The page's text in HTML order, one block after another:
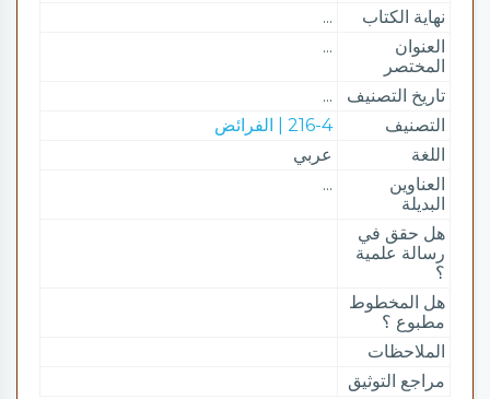
نهاية الكتاب
...
العنوان
المختصر
...
تاريخ التصنيف
...
التصنيف
216-4 | الفرائض
اللغة
عربي
العناوين
البديلة
...
هل حقق في
رسالة علمية
؟
هل المخطوط
مطبوع ؟
الملاحظات
مراجع التوثيق